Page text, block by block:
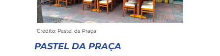
Crédito: Pastel da Praça
PASTEL DA PRAÇA